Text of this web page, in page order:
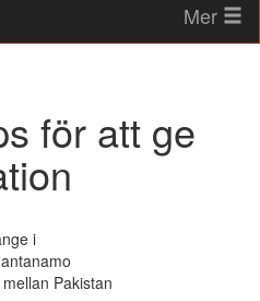
Mer
för att ge
i
Pakistan